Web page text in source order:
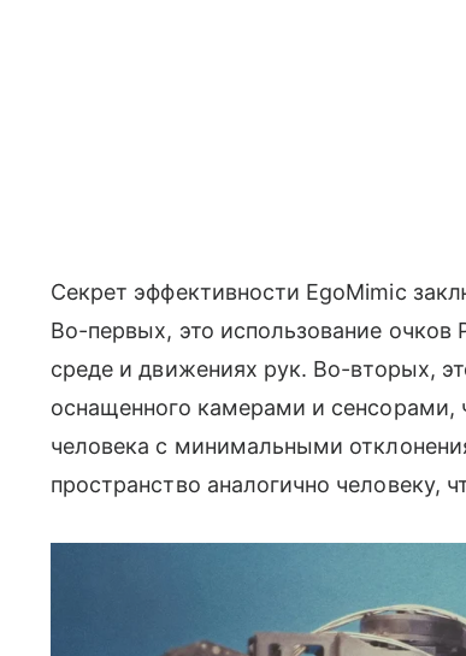
Секрет эффективности EgoMimic
Во-первых, это использование
среде и движениях рук. Во-вторых,
оснащенного камерами и сенсорами,
человека с минимальными
пространство аналогично человеку,